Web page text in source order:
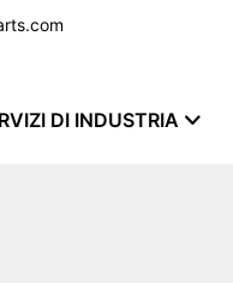
DI INDUSTRIA